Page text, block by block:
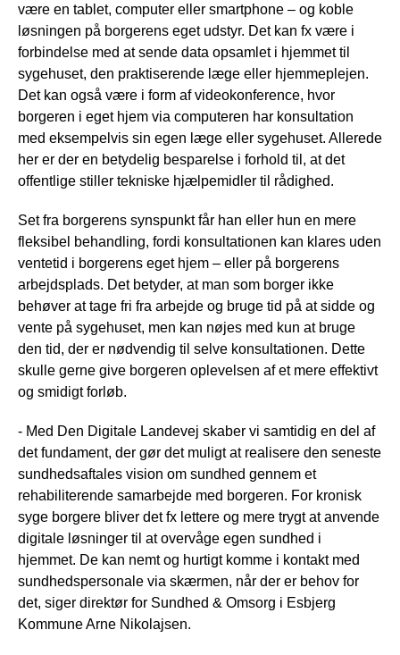
være en tablet, computer eller smartphone – og koble
løsningen på borgerens eget udstyr. Det kan fx være i
forbindelse med at sende data opsamlet i hjemmet til
sygehuset, den praktiserende læge eller hjemmeplejen.
Det kan også være i form af videokonference, hvor
borgeren i eget hjem via computeren har konsultation
med eksempelvis sin egen læge eller sygehuset. Allerede
her er der en betydelig besparelse i forhold til, at det
offentlige stiller tekniske hjælpemidler til rådighed.
Set fra borgerens synspunkt får han eller hun en mere
fleksibel behandling, fordi konsultationen kan klares uden
ventetid i borgerens eget hjem – eller på borgerens
arbejdsplads. Det betyder, at man som borger ikke
behøver at tage fri fra arbejde og bruge tid på at sidde og
vente på sygehuset, men kan nøjes med kun at bruge
den tid, der er nødvendig til selve konsultationen. Dette
skulle gerne give borgeren oplevelsen af et mere effektivt
og smidigt forløb.
- Med Den Digitale Landevej skaber vi samtidig en del af
det fundament, der gør det muligt at realisere den seneste
sundhedsaftales vision om sundhed gennem et
rehabiliterende samarbejde med borgeren. For kronisk
syge borgere bliver det fx lettere og mere trygt at anvende
digitale løsninger til at overvåge egen sundhed i
hjemmet. De kan nemt og hurtigt komme i kontakt med
sundhedspersonale via skærmen, når der er behov for
det, siger direktør for Sundhed & Omsorg i Esbjerg
Kommune Arne Nikolajsen.